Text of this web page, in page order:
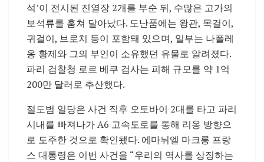
석’이 전시된 진열장 2개를 부순 뒤, 수많은 고가의
보석류를 훔쳐 달아났다. 도난품에는 왕관, 목걸이,
귀걸이, 브로치 등이 포함돼 있으며, 일부는 나폴레
옹 황제와 그의 부인이 소유했던 유물로 알려졌다.
파리 검찰청 로르 베쿠 검사는 피해 규모를 약 1억
200만 달러로 추산했다.
절도범 일당은 사건 직후 오토바이 2대를 타고 파리
시내를 빠져나가 A6 고속도로를 통해 리옹 방향으
로 도주한 것으로 확인됐다. 에마뉘엘 마크롱 프랑
스 대통령은 이번 사건을 “우리의 역사를 상징하는